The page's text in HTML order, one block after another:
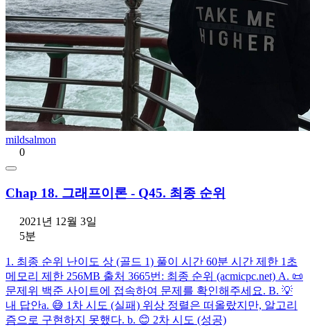
mildsalmon
0
Chap 18. 그래프이론 - Q45. 최종 순위
2021년 12월 3일
5분
1. 최종 순위 난이도 상 (골드 1) 풀이 시간 60분 시간 제한 1초
메모리 제한 256MB 출처 3665번: 최종 순위 (acmicpc.net) A. 📜
문제위 백준 사이트에 접속하여 문제를 확인해주세요. B. 💡
내 답안a. 😅 1차 시도 (실패) 위상 정렬은 떠올랐지만, 알고리
즘으로 구현하지 못했다. b. 😊 2차 시도 (성공)